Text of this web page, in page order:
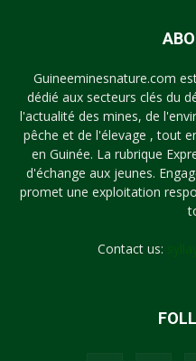
Guineeminesnature.com
dédié aux secteurs clés du
l'actualité des mines, de
pêche et de l'élevage , tout
en Guinée. La rubrique
d'échange aux jeunes.
promet une exploitation
Contact us: